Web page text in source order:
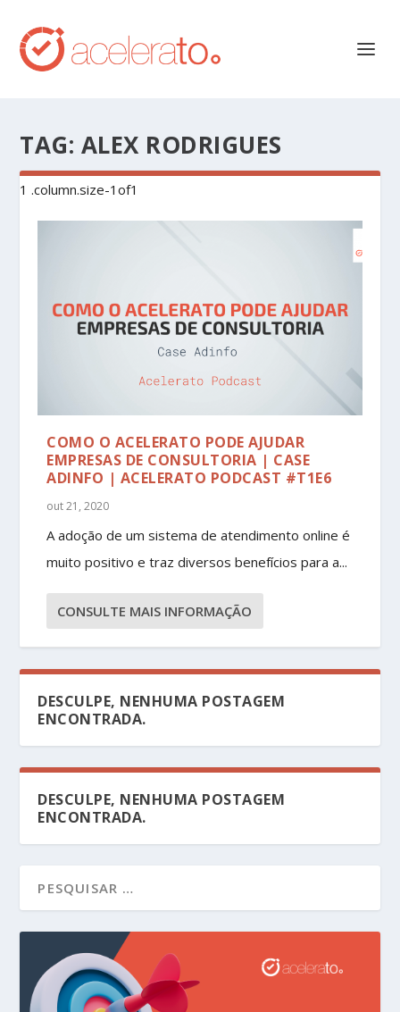
TAG: ALEX RODRIGUES
COMO O ACELERATO PODE AJUDAR
EMPRESAS DE CONSULTORIA | CASE
ADINFO | ACELERATO PODCAST #T1E6
out 21, 2020
A adoção de um sistema de atendimento online é
muito positivo e traz diversos benefícios para a...
CONSULTE MAIS INFORMAÇÃO
DESCULPE, NENHUMA POSTAGEM
ENCONTRADA.
DESCULPE, NENHUMA POSTAGEM
ENCONTRADA.